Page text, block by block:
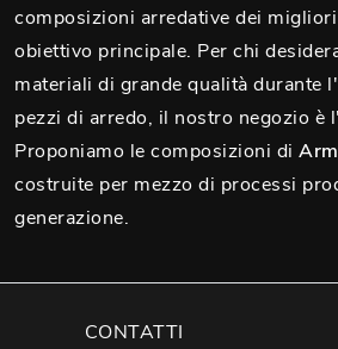
composizioni arredative dei
obiettivo principale. Per chi
materiali di grande qualità durante
pezzi di arredo, il nostro negozio è
Proponiamo le composizioni di
costruite per mezzo di processi
generazione.
CONTATTI